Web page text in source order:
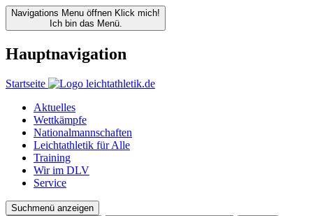
Navigations Menu öffnen Klick mich!
Ich bin das Menü.
Hauptnavigation
Startseite
Aktuelles
Wettkämpfe
Nationalmannschaften
Leichtathletik für Alle
Training
Wir im DLV
Service
Suchmenü anzeigen